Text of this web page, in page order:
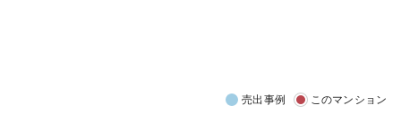
売出事例 このマンション